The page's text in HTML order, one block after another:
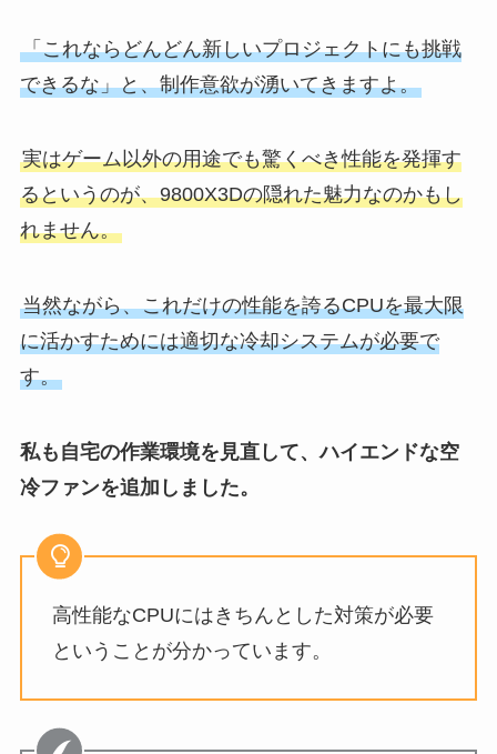
「これならどんどん新しいプロジェクトにも挑戦
できるな」と、制作意欲が湧いてきますよ。
実はゲーム以外の用途でも驚くべき性能を発揮す
るというのが、9800X3Dの隠れた魅力なのかもし
れません。
当然ながら、これだけの性能を誇るCPUを最大限
に活かすためには適切な冷却システムが必要で
す。
私も自宅の作業環境を見直して、ハイエンドな空
冷ファンを追加しました。
高性能なCPUにはきちんとした対策が必要
ということが分かっています。